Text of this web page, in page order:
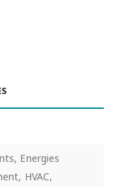
Energies
HVAC,